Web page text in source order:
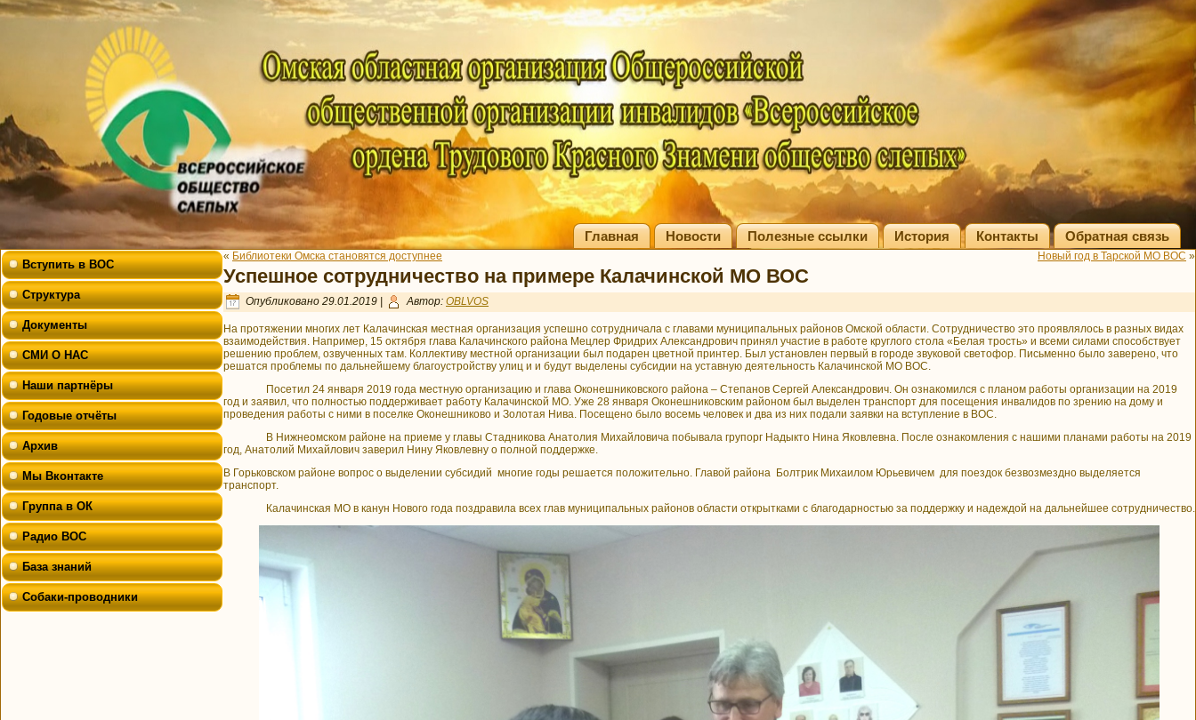
Главная Новости Полезные ссылки История Контакты Обратная связь
Вступить в ВОС
Структура
Документы
СМИ О НАС
Наши партнёры
Годовые отчёты
Архив
Мы Вконтакте
Группа в ОК
Радио ВОС
База знаний
Собаки-проводники
« Библиотеки Омска становятся доступнее Новый год в Тарской МО ВОС »
Успешное сотрудничество на примере Калачинской МО ВОС
Опубликовано 29.01.2019 Автор: OBLVOS
На протяжении многих лет Калачинская местная организация успешно сотрудничала с главами муниципальных районов Омской области. Сотрудничество это проявлялось в разных видах
взаимодействия. Например, 15 октября глава Калачинского района Мецлер Фридрих Александрович принял участие в работе круглого стола «Белая трость» и всеми силами способствует
решению проблем, озвученных там. Коллективу местной организации был подарен цветной принтер. Был установлен первый в городе звуковой светофор. Письменно было заверено, что
решатся проблемы по дальнейшему благоустройству улиц и и будут выделены субсидии на уставную деятельность Калачинской МО ВОС.
Посетил 24 января 2019 года местную организацию и глава Оконешниковского района – Степанов Сергей Александрович. Он ознакомился с планом работы организации на 2019
год и заявил, что полностью поддерживает работу Калачинской МО. Уже 28 января Оконешниковским районом был выделен транспорт для посещения инвалидов по зрению на дому и
проведения работы с ними в поселке Оконешниково и Золотая Нива. Посещено было восемь человек и два из них подали заявки на вступление в ВОС.
В Нижнеомском районе на приеме у главы Стадникова Анатолия Михайловича побывала групорг Надыкто Нина Яковлевна. После ознакомления с нашими планами работы на 2019
год, Анатолий Михайлович заверил Нину Яковлевну о полной поддержке.
В Горьковском районе вопрос о выделении субсидий многие годы решается положительно. Главой района Болтрик Михаилом Юрьевичем для поездок безвозмездно выделяется
транспорт.
Калачинская МО в канун Нового года поздравила всех глав муниципальных районов области открытками с благодарностью за поддержку и надеждой на дальнейшее сотрудничество.